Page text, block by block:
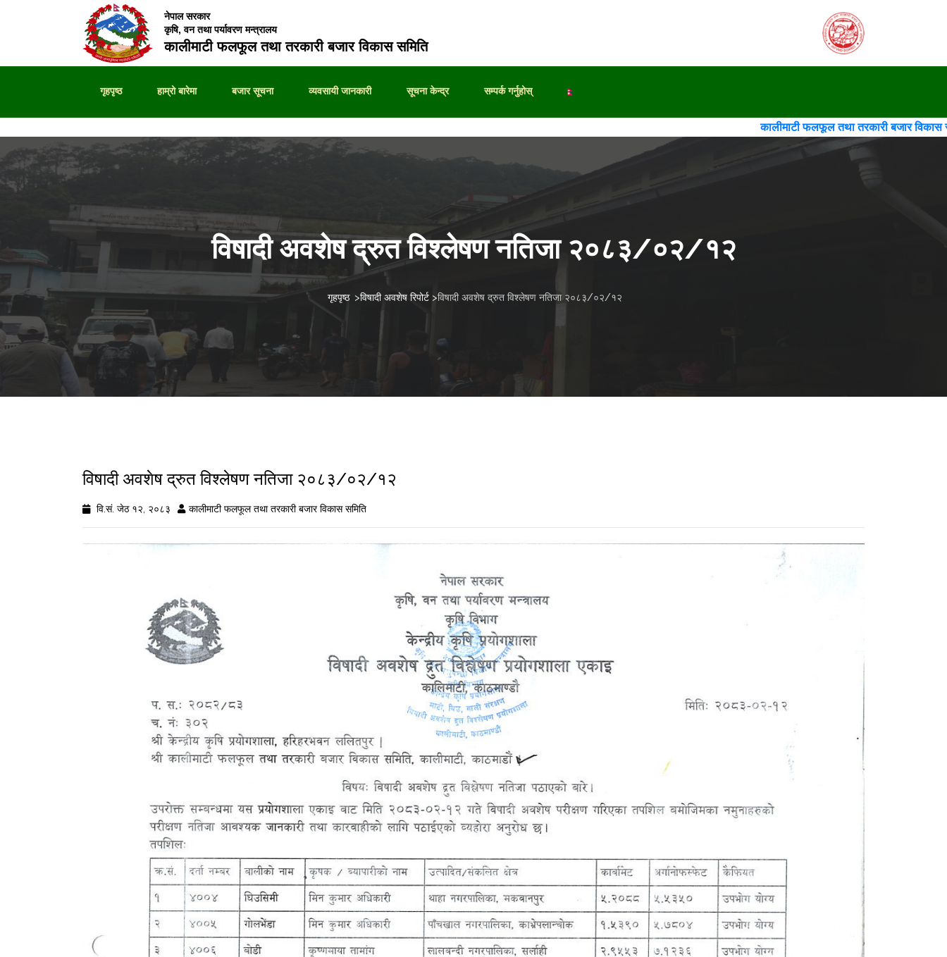
नेपाल सरकार
कृषि, वन तथा पर्यावरण मन्त्रालय
कालीमाटी फलफूल तथा तरकारी बजार विकास समिति
गृहपृष्ठ हाम्रो बारेमा बजार सूचना व्यवसायी जानकारी सूचना केन्द्र सम्पर्क गर्नुहोस्
कालीमाटी फलफूल तथा तरकारी बजार विकास
विषादी अवशेष द्रुत विश्लेषण नतिजा २०८३/०२/१२
गृहपृष्ठ >विषादी अवशेष रिपोर्ट>विषादी अवशेष द्रुत विश्लेषण नतिजा २०८३/०२/१२
विषादी अवशेष द्रुत विश्लेषण नतिजा २०८३/०२/१२
वि.सं. जेठ १२, २०८३ कालीमाटी फलफूल तथा तरकारी बजार विकास समिति